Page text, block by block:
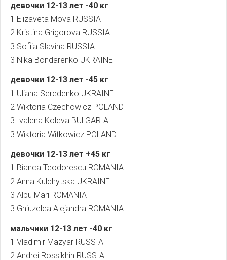
девочки 12-13 лет -40 кг
1 Elizaveta Mova RUSSIA
2 Kristina Grigorova RUSSIA
3 Sofiia Slavina RUSSIA
3 Nika Bondarenko UKRAINE
девочки 12-13 лет -45 кг
1 Uliana Seredenko UKRAINE
2 Wiktoria Czechowicz POLAND
3 Ivalena Koleva BULGARIA
3 Wiktoria Witkowicz POLAND
девочки 12-13 лет +45 кг
1 Bianca Teodorescu ROMANIA
2 Anna Kulchytska UKRAINE
3 Albu Mari ROMANIA
3 Ghiuzelea Alejandra ROMANIA
мальчики 12-13 лет -40 кг
1 Vladimir Mazyar RUSSIA
2 Andrei Rossikhin RUSSIA